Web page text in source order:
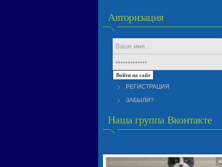
Авторизация
РЕГИСТРАЦИЯ
ЗАБЫЛИ?
Наша группа Вконтакте